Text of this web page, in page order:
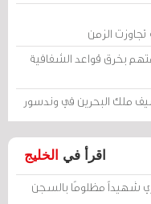
الزمن
بخرق قواعد الشفافية
ملك البحرين في وندسور
اقرأ في الخليج
شهيداً مظلومًا بالسجن